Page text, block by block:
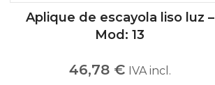
Aplique de escayola liso luz –
Mod: 13
46,78 € IVA incl.